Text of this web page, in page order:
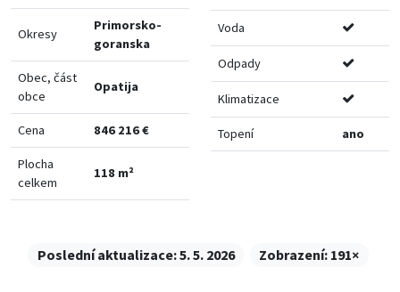
Okresy
Primorsko-
goranska
Obec, část
obce
Opatija
Cena 846 216 €
Plocha
celkem
118 m²
Voda
Odpady
Klimatizace
Topení ano
Poslední aktualizace:5. 5. 2026 Zobrazení: 191×